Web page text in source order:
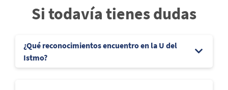
Si todavía tienes dudas
¿Qué reconocimientos encuentro en la U del
Istmo?